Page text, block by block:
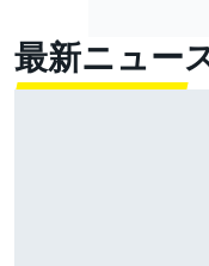
最新ニュー